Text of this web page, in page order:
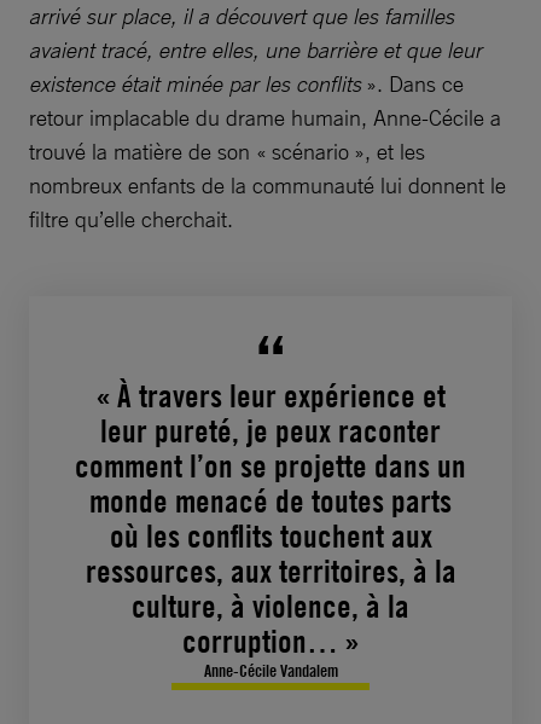
arrivé sur place, il a découvert que les familles
avaient tracé, entre elles, une barrière et que leur
existence était minée par les conflits». Dans ce
retour implacable du drame humain, Anne-Cécile a
trouvé la matière de son « scénario », et les
nombreux enfants de la communauté lui donnent le
filtre qu’elle cherchait.
« À travers leur expérience et
leur pureté, je peux raconter
comment l’on se projette dans un
monde menacé de toutes parts
où les conflits touchent aux
ressources, aux territoires, à la
culture, à violence, à la
corruption… »
Anne-Cécile Vandalem